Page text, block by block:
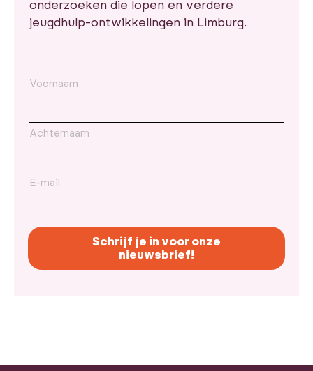
onderzoeken die lopen en verdere
jeugdhulp-ontwikkelingen in Limburg.
Voornaam
Achternaam
E-mail
Schrijf je in voor onze
nieuwsbrief!